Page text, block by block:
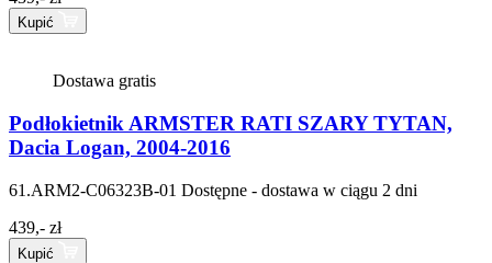
Kupić
Dostawa gratis
Podłokietnik ARMSTER RATI SZARY TYTAN,
Dacia Logan, 2004-2016
61.ARM2-C06323B-01 Dostępne - dostawa w ciągu 2 dni
439,- zł
Kupić